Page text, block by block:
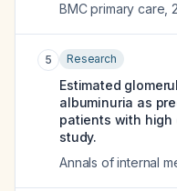
BMC primary care
5 Research
Estimated
albuminuria as
patients with high
study.
Annals of internal